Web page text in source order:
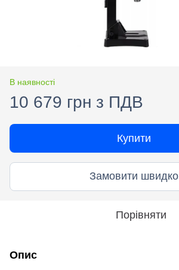
В наявності
10 679 грн з ПДВ
Купити
Замовити швидко
Порівняти
Опис